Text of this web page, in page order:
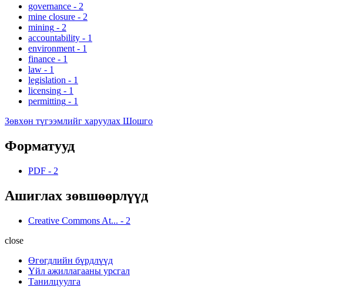
governance - 2
mine closure - 2
mining - 2
accountability - 1
environment - 1
finance - 1
law - 1
legislation - 1
licensing - 1
permitting - 1
Зөвхөн түгээмлийг харуулах Шошго
Форматууд
PDF - 2
Ашиглах зөвшөөрлүүд
Creative Commons At... - 2
close
Өгөгдлийн бүрдлүүд
Үйл ажиллагааны урсгал
Танилцуулга